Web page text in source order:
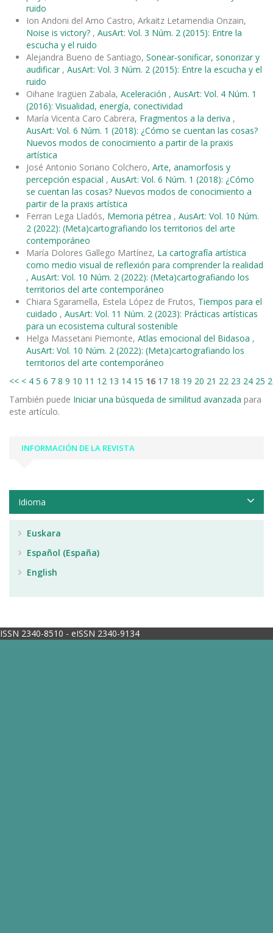
ruido
Ion Andoni del Amo Castro, Arkaitz Letamendia Onzain,
Noise is victory? , AusArt: Vol. 3 Núm. 2 (2015): Entre la
escucha y el ruido
Alejandra Bueno de Santiago, Sonear-sonificar, sonorizar y
audificar , AusArt: Vol. 3 Núm. 2 (2015): Entre la escucha y el
ruido
Oihane Iragüen Zabala, Aceleración , AusArt: Vol. 4 Núm. 1
(2016): Visualidad, energía, conectividad
María Vicenta Caro Cabrera, Fragmentos a la deriva ,
AusArt: Vol. 6 Núm. 1 (2018): ¿Cómo se cuentan las cosas?
Nuevos modos de conocimiento a partir de la praxis
artística
José Antonio Soriano Colchero, Arte, anamorfosis y
percepción espacial , AusArt: Vol. 6 Núm. 1 (2018): ¿Cómo
se cuentan las cosas? Nuevos modos de conocimiento a
partir de la praxis artística
Ferran Lega Lladós, Memoria pétrea , AusArt: Vol. 10 Núm.
2 (2022): (Meta)cartografiando los territorios del arte
contemporáneo
María Dolores Gallego Martínez, La cartografía artística
como medio visual de reflexión para comprender la realidad
, AusArt: Vol. 10 Núm. 2 (2022): (Meta)cartografiando los
territorios del arte contemporáneo
Chiara Sgaramella, Estela López de Frutos, Tiempos para el
cuidado , AusArt: Vol. 11 Núm. 2 (2023): Prácticas artísticas
para un ecosistema cultural sostenible
Helga Massetani Piemonte, Atlas emocional del Bidasoa ,
AusArt: Vol. 10 Núm. 2 (2022): (Meta)cartografiando los
territorios del arte contemporáneo
<< < 4 5 6 7 8 9 10 11 12 13 14 15 16 17 18 19 20 21 22 23 24 25
También puede Iniciar una búsqueda de similitud avanzada para
este artículo.
INFORMACIÓN DE LA REVISTA
Idioma
Euskara
Español (España)
English
ISSN 2340-8510 - eISSN 2340-9134